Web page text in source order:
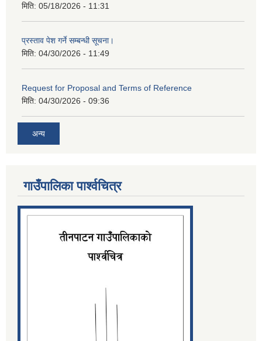
मिति: 05/18/2026 - 11:31
प्रस्ताव पेश गर्ने सम्बन्धी सूचना।
मिति: 04/30/2026 - 11:49
Request for Proposal and Terms of Reference
मिति: 04/30/2026 - 09:36
अन्य
गाउँपालिका पार्श्‍वचित्र